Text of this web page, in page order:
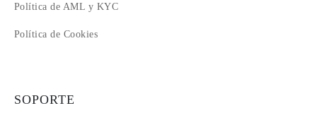
Política de AML y KYC
Política de Cookies
SOPORTE